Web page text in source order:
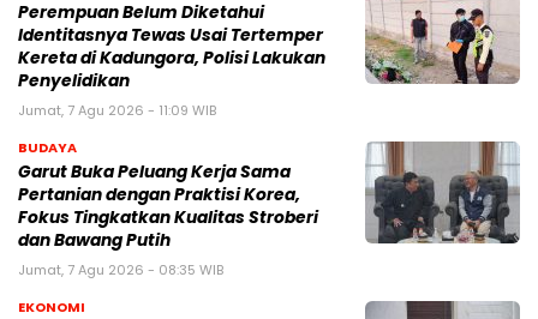
Perempuan Belum Diketahui
Identitasnya Tewas Usai Tertemper
Kereta di Kadungora, Polisi Lakukan
Penyelidikan
Jumat, 7 Agu 2026 - 11:09 WIB
BUDAYA
Garut Buka Peluang Kerja Sama
Pertanian dengan Praktisi Korea,
Fokus Tingkatkan Kualitas Stroberi
dan Bawang Putih
Jumat, 7 Agu 2026 - 08:35 WIB
EKONOMI